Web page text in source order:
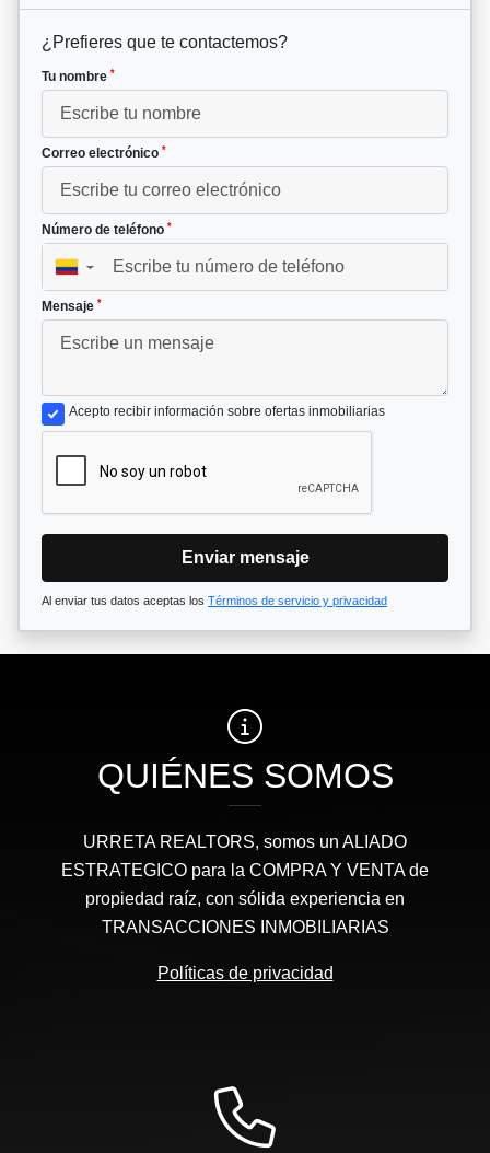
¿Prefieres que te contactemos?
Tu nombre *
Correo electrónico *
Número de teléfono *
▼
Mensaje *
Acepto recibir información sobre ofertas inmobiliarias
Enviar mensaje
Al enviar tus datos aceptas los Términos de servicio y privacidad
QUIÉNES SOMOS
URRETA REALTORS, somos un ALIADO
ESTRATEGICO para la COMPRA Y VENTA de
propiedad raíz, con sólida experiencia en
TRANSACCIONES INMOBILIARIAS
Políticas de privacidad